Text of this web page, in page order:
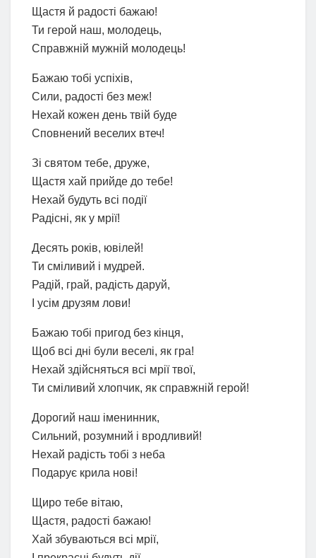
Щастя й радості бажаю!
Ти герой наш, молодець,
Справжній мужній молодець!
Бажаю тобі успіхів,
Сили, радості без меж!
Нехай кожен день твій буде
Сповнений веселих втеч!
Зі святом тебе, друже,
Щастя хай прийде до тебе!
Нехай будуть всі події
Радісні, як у мрії!
Десять років, ювілей!
Ти сміливий і мудрей.
Радій, грай, радість даруй,
І усім друзям лови!
Бажаю тобі пригод без кінця,
Щоб всі дні були веселі, як гра!
Нехай здійсняться всі мрії твої,
Ти сміливий хлопчик, як справжній герой!
Дорогий наш іменинник,
Сильний, розумний і вродливий!
Нехай радість тобі з неба
Подарує крила нові!
Щиро тебе вітаю,
Щастя, радості бажаю!
Хай збуваються всі мрії,